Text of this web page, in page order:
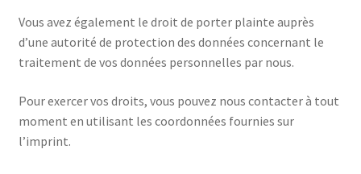
Vous avez également le droit de porter plainte auprès
d’une autorité de protection des données concernant le
traitement de vos données personnelles par nous.
Pour exercer vos droits, vous pouvez nous contacter à tout
moment en utilisant les coordonnées fournies sur
l’imprint.